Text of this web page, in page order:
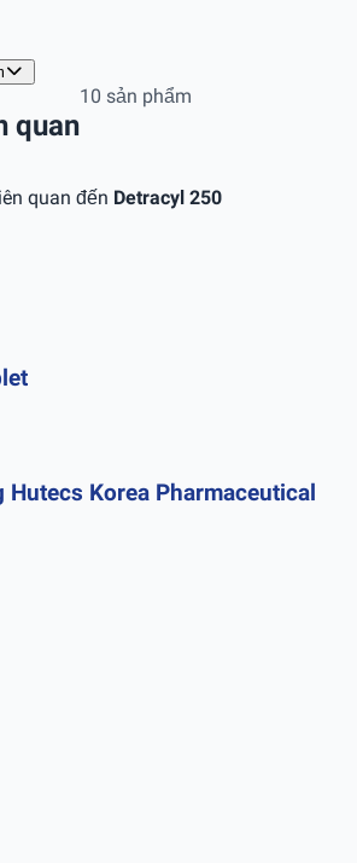
quan
10 sản phẩm
quan đến Detracyl 250
Hutecs Korea Pharmaceutical